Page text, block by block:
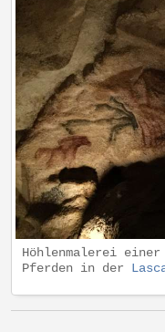
Höhlenmalerei einer
Pferden in der